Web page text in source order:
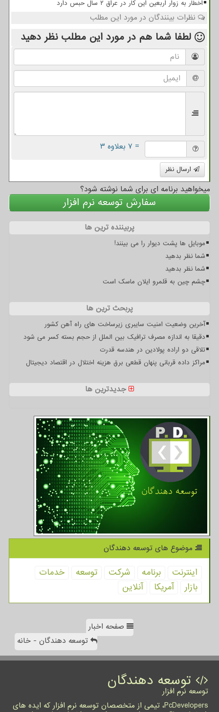
اخطار به زوار اربعین این کار در عراق ۲ سال حبس دارد
نظرات بینندگان در مورد این مطلب
لطفا شما هم در مورد این مطلب نظر دهید
= ۷ بعلاوه ۳
ارسال نظر
میخواهید برنامه ای برای شما نوشته شود؟
سفارش توسعه نرم افزار
پربیننده ترین ها
موبایل ها پشت دیوار را می بینند!
شما نظر بدهید
شما نظر بدهید
چشم چین به قلمرو ایلان ماسک است
پربحث ترین ها
آخرین وضعیت امنیت سایبری زیرساخت های راه آهن کشور
دقیقا به اندازه مصرف ترافیک بین الملل از حجم بسته کسر می شود
تلاقی دو اراده پولادین در هندسه قدرت
مراکز داده قربانی پنهان قطعی برق هزینه اختلال در اقتصاد دیجیتال
جدیدترین ها
موضوع های توسعه دهندگان
اینترنت برنامه شركت توسعه
خدمات
بازار
آمریكا آنلاین
صفحه اخبار
توسعه دهندگان - خانه
توسعه دهندگان
توسعه نرم افزار
PcDevelopers، تیمی از متخصصان توسعه نرم افزار که ایده های